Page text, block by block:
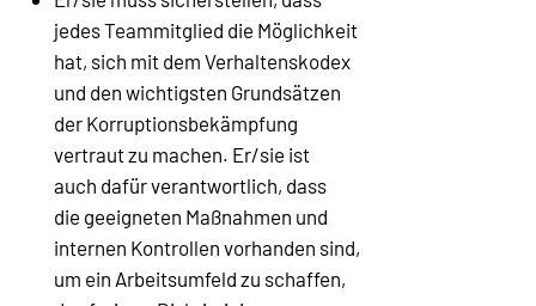
jedes Teammitglied die Möglichkeit
hat, sich mit dem Verhaltenskodex
und den wichtigsten Grundsätzen
der Korruptionsbekämpfung
vertraut zu machen. Er/sie ist
auch dafür verantwortlich, dass
die geeigneten Maßnahmen und
internen Kontrollen vorhanden sind,
um ein Arbeitsumfeld zu schaffen,